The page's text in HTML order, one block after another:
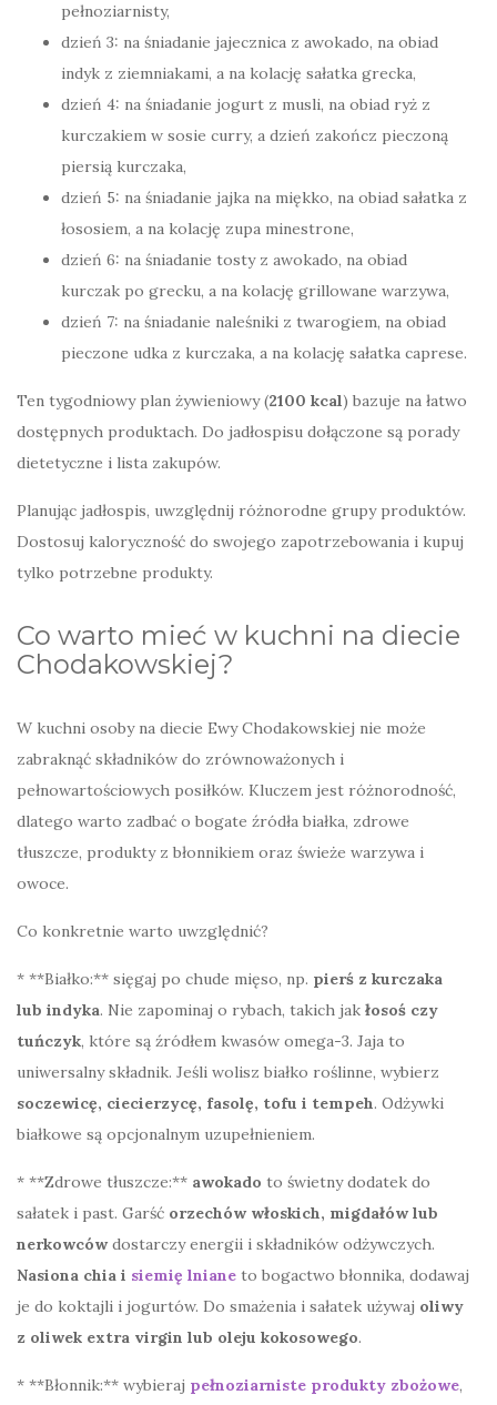
pełnoziarnisty,
dzień 3: na śniadanie jajecznica z awokado, na obiad
indyk z ziemniakami, a na kolację sałatka grecka,
dzień 4: na śniadanie jogurt z musli, na obiad ryż z
kurczakiem w sosie curry, a dzień zakończ pieczoną
piersią kurczaka,
dzień 5: na śniadanie jajka na miękko, na obiad sałatka z
łososiem, a na kolację zupa minestrone,
dzień 6: na śniadanie tosty z awokado, na obiad
kurczak po grecku, a na kolację grillowane warzywa,
dzień 7: na śniadanie naleśniki z twarogiem, na obiad
pieczone udka z kurczaka, a na kolację sałatka caprese.
Ten tygodniowy plan żywieniowy (2100 kcal) bazuje na łatwo
dostępnych produktach. Do jadłospisu dołączone są porady
dietetyczne i lista zakupów.
Planując jadłospis, uwzględnij różnorodne grupy produktów.
Dostosuj kaloryczność do swojego zapotrzebowania i kupuj
tylko potrzebne produkty.
Co warto mieć w kuchni na diecie
Chodakowskiej?
W kuchni osoby na diecie Ewy Chodakowskiej nie może
zabraknąć składników do zrównoważonych i
pełnowartościowych posiłków. Kluczem jest różnorodność,
dlatego warto zadbać o bogate źródła białka, zdrowe
tłuszcze, produkty z błonnikiem oraz świeże warzywa i
owoce.
Co konkretnie warto uwzględnić?
* **Białko:** sięgaj po chude mięso, np. pierś z kurczaka
lub indyka. Nie zapominaj o rybach, takich jak łosoś czy
tuńczyk, które są źródłem kwasów omega-3. Jaja to
uniwersalny składnik. Jeśli wolisz białko roślinne, wybierz
soczewicę, ciecierzycę, fasolę, tofu i tempeh. Odżywki
białkowe są opcjonalnym uzupełnieniem.
* **Zdrowe tłuszcze:** awokado to świetny dodatek do
sałatek i past. Garść orzechów włoskich, migdałów lub
nerkowców dostarczy energii i składników odżywczych.
Nasiona chia i siemię lniane to bogactwo błonnika, dodawaj
je do koktajli i jogurtów. Do smażenia i sałatek używaj oliwy
z oliwek extra virgin lub oleju kokosowego.
* **Błonnik:** wybieraj pełnoziarniste produkty zbożowe,